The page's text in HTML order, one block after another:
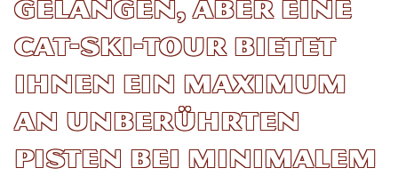
gelangen, aber eine
Cat-Ski-Tour bietet
Ihnen ein Maximum
an unberührten
Pisten bei minimalem